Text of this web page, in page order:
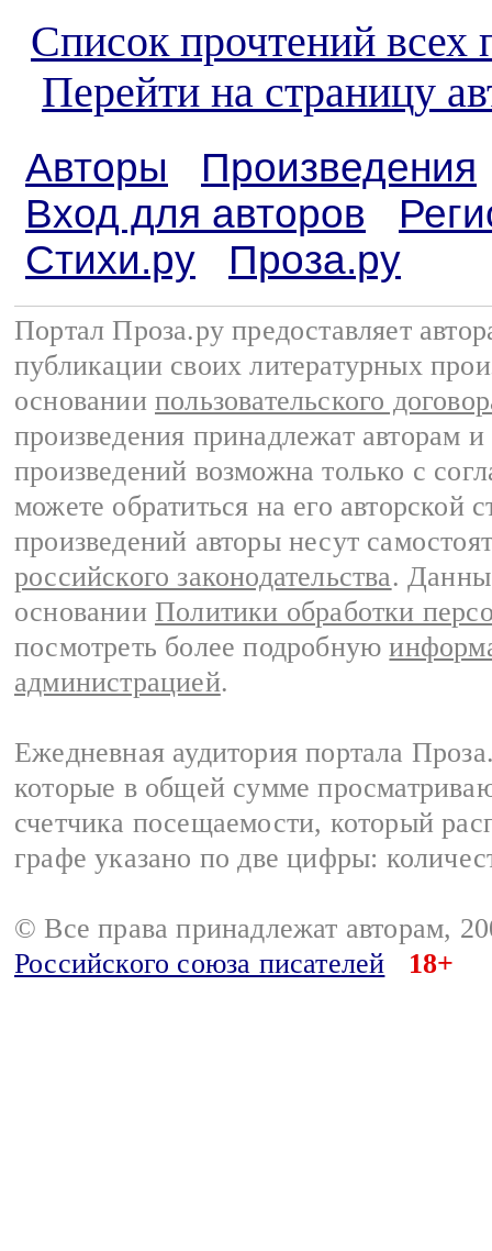
Список прочтений всех
Перейти на страницу
Авторы
Произведения
Вход для авторов
Стихи.ру
Проза.ру
Портал Проза.ру предоставляет
публикации своих литературных
основании пользовательского
произведения принадлежат авторам
произведений возможна только с
можете обратиться на его авторской
произведений авторы несут
российского законодательства.
основании Политики обработки
посмотреть более подробную
администрацией.
Ежедневная аудитория портала
которые в общей сумме
счетчика посещаемости, который
графе указано по две цифры:
© Все права принадлежат авторам,
Российского союза писателей
18+